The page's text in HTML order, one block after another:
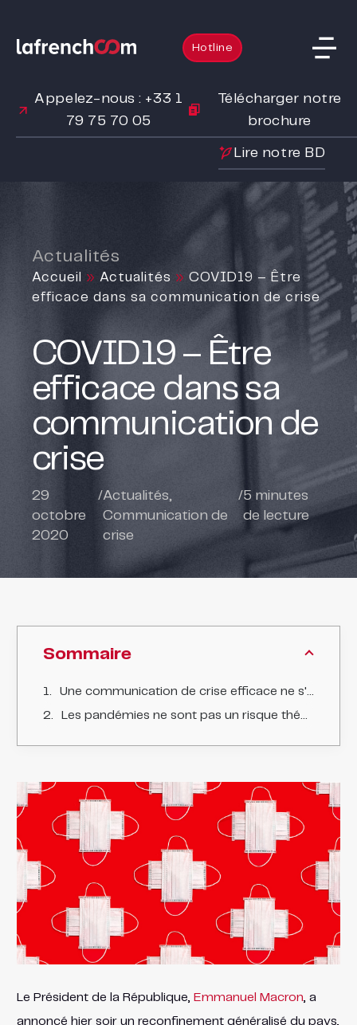
Hotline
Appelez-nous : +33 1
79 75 70 05
Télécharger notre
brochure
Lire notre BD
Actualités
Accueil » Actualités » COVID19 – Être
efficace dans sa communication de crise
COVID19 – Être
efficace dans sa
communication de
crise
29
octobre
2020
/Actualités,
Communication de
crise
/5 minutes
de lecture
Sommaire
Une communication de crise efficace ne s'improvise pas.
Les pandémies ne sont pas un risque théorique
Le Président de la République, Emmanuel Macron , a
annoncé hier soir un reconfinement généralisé du pays,